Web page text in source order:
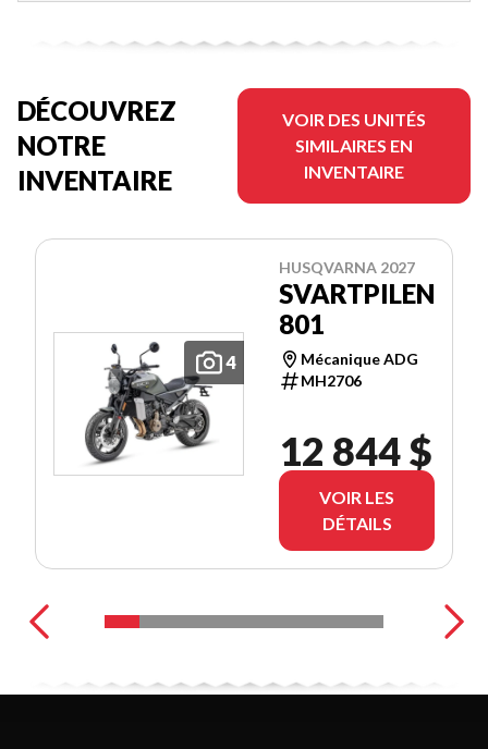
DÉCOUVREZ
NOTRE
INVENTAIRE
VOIR DES UNITÉS
SIMILAIRES EN
INVENTAIRE
4
HUSQVARNA 2027
SVARTPILEN
801
Mécanique ADG
MH2706
12 844 $
VOIR LES
DÉTAILS